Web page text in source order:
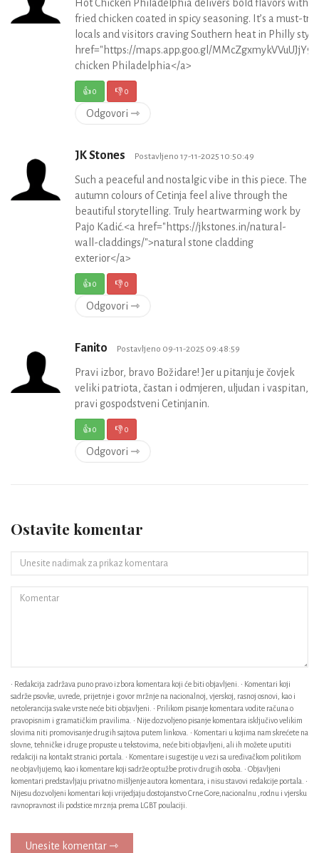
Hot Chicken Philadelphia delivers bold flavors with
fried chicken coated in spicy seasoning. It’s a must-try
locals and visitors craving Southern heat in Philly
href="https://maps.app.goo.gl/
chicken Philadelphia</a>
👍0 👎0
Odgovori ⇾
JK Stones Postavljeno 17-11-2025 10:50:49
Such a peaceful and nostalgic vibe in this piece. The
autumn colours of Cetinja feel alive through the
beautiful storytelling. Truly heartwarming work by
Pajo Kadić.<a href="https://jkstones.in/natural-
wall-claddings/">natural stone cladding
exterior</a>
👍0 👎0
Odgovori ⇾
Fanito Postavljeno 09-11-2025 09:48:59
Pravi izbor, bravo Božidare! Jer u pitanju je čovjek
veliki patriota, častan i odmjeren, uljudan i vaspitan,
pravi gospodstveni Cetinjanin.
👍0 👎0
Odgovori ⇾
Ostavite komentar
• Redakcija zadržava puno pravo izbora komentara koji će biti objavljeni. • Komentari koji
sadrže psovke, uvrede, prijetnje i govor mržnje na nacionalnoj, vjerskoj, rasnoj osnovi, kao i
netolerancija svake vrste neće biti objavljeni. • Prilikom pisanje komentara vodite računa o
pravopisnim i gramatičkim pravilima. • Nije dozvoljeno pisanje komentara isključivo velikim
slovima niti promovisanje drugih sajtova putem linkova. • Komentari u kojima nam skrećete na
slovne, tehničke i druge propuste u tekstovima, neće biti objavljeni, ali ih možete uputiti
redakciji na kontakt stranici portala. • Komentare i sugestije u vezi sa uređivačkom politikom
ne objavljujemo, kao i komentare koji sadrže optužbe protiv drugih osoba. • Objavljeni
komentari predstavljaju privatno mišljenje autora komentara, i nisu stavovi redakcije portala. •
Nijesu dozvoljeni komentari koji vrijedjaju dostojanstvo Crne Gore,nacionalnu ,rodnu i vjersku
ravnopravnost ili podstice mrznja prema LGBT poulaciji.
Unesite komentar ⇾